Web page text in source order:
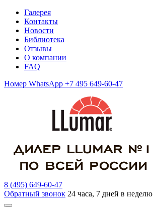
Галерея
Контакты
Новости
Библиотека
Отзывы
О компании
FAQ
Номер WhatsApp +7 495 649-60-47
8 (495) 649-60-47
Обратный звонок 24 часа, 7 дней в неделю